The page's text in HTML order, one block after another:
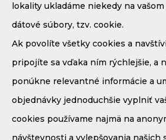
lokality ukladáme niekedy na
dátové súbory, tzv. cookie.
Ak povolíte všetky cookies a
pripojíte sa vďaka ním rýchlejšie, a
ponúkne relevantné informácie a
objednávky jednoduchšie vyplniť
cookies používame najmä na
návštevnosti a vylepšovania našich
Demänová - Bodice
031 01 Liptovský
Mobil:+421 908 910